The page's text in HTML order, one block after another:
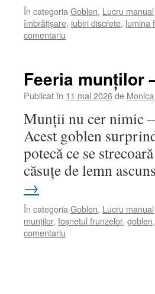
În categoria Goblen, Lucru manual
îmbrățișare, iubiri discrete, lumina
comentariu
Feeria munților
Publicat în 11 mai 2026de Monica
Munții nu cer nimic
Acest goblen
potecă ce se
căsuțe de lemn
→
În categoria Goblen, Lucru manual
munților, foșnetul frunzelor, goblen,
comentariu